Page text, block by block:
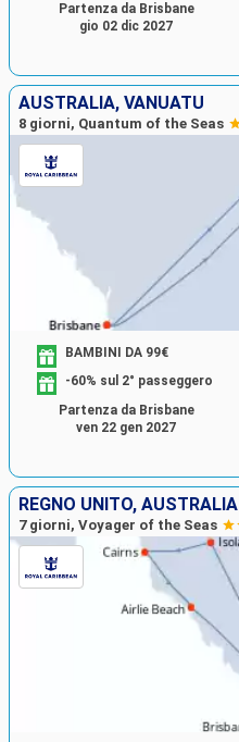
Partenza da Brisbane
gio 02 dic 2027
AUSTRALIA, VANUATU
8 giorni, Quantum of the Seas
BAMBINI DA 99€
-60% sul 2° passeggero
Partenza da Brisbane
ven 22 gen 2027
REGNO UNITO, AUSTRALIA
7 giorni, Voyager of the Seas